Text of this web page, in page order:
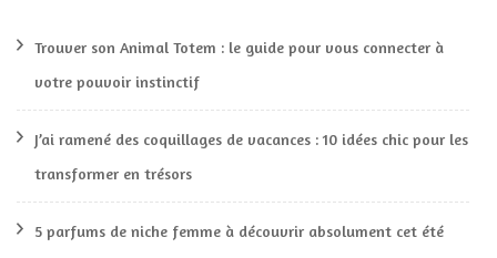
Trouver son Animal Totem : le guide pour vous connecter à
votre pouvoir instinctif
J’ai ramené des coquillages de vacances : 10 idées chic pour les
transformer en trésors
5 parfums de niche femme à découvrir absolument cet été